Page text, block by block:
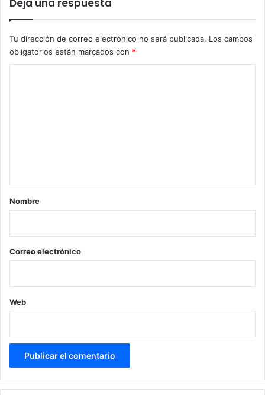
Deja una respuesta
Tu dirección de correo electrónico no será publicada. Los campos
obligatorios están marcados con *
r
*
Nombre
Correo electrónico
Web